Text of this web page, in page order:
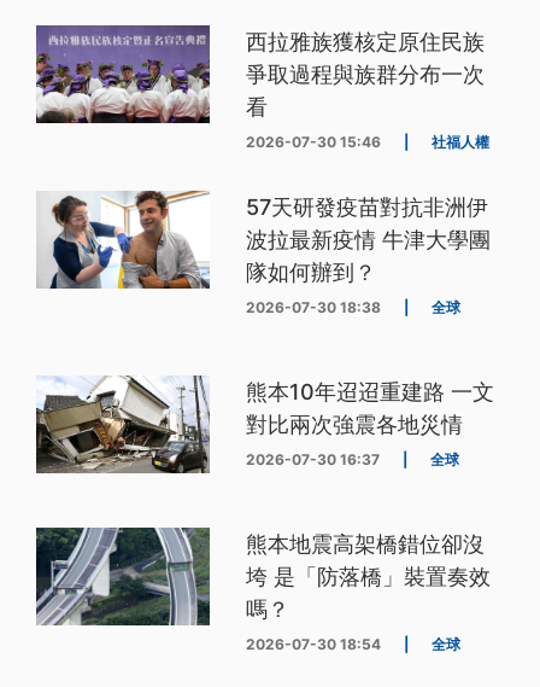
西拉雅族獲核定原住民族
爭取過程與族群分布一次
看
2026-07-30 15:46 社福人權
57天研發疫苗對抗非洲伊
波拉最新疫情 牛津大學團
隊如何辦到？
2026-07-30 18:38 全球
熊本10年迢迢重建路 一文
對比兩次強震各地災情
2026-07-30 16:37 全球
熊本地震高架橋錯位卻沒
垮 是「防落橋」裝置奏效
嗎？
2026-07-30 18:54 全球